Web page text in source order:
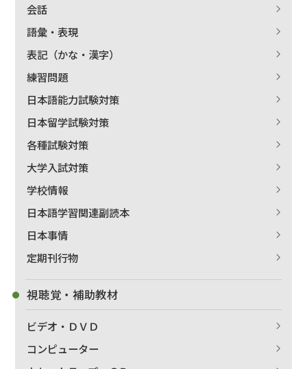
会話
語彙・表現
表記（かな・漢字）
練習問題
日本語能力試験対策
日本留学試験対策
各種試験対策
大学入試対策
学校情報
日本語学習関連副読本
日本事情
定期刊行物
視聴覚・補助教材
ビデオ・ＤＶＤ
コンピューター